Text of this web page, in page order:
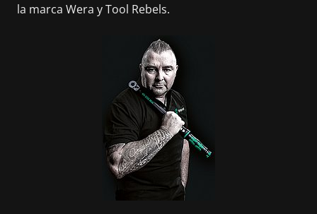
la marca Wera y Tool Rebels.